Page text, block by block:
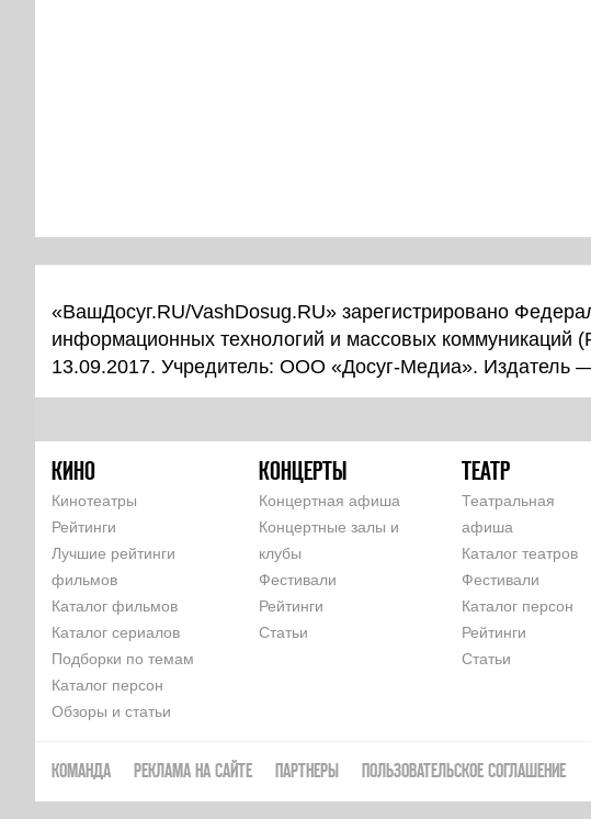
«ВашДосуг.RU/VashDosug.RU» зарегистрировано
информационных технологий и массовых
13.09.2017. Учредитель: ООО «Досуг-Медиа».
КИНО
Кинотеатры
Рейтинги
Лучшие рейтинги
фильмов
Каталог фильмов
Каталог сериалов
Подборки по темам
Каталог персон
Обзоры и статьи
КОНЦЕРТЫ
Концертная афиша
Концертные залы и
клубы
Фестивали
Рейтинги
Статьи
ТЕАТР
Театральная
афиша
Каталог театров
Фестивали
Каталог персон
Рейтинги
Статьи
КОМАНДА РЕКЛАМА НА САЙТЕ ПАРТНЕРЫ ПОЛЬЗОВАТЕЛЬСКОЕ СОГЛАШЕНИЕ